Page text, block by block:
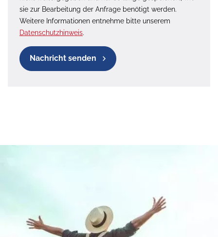
sie zur Bearbeitung der Anfrage benötigt werden.
Weitere Informationen entnehme bitte unserem
Datenschutzhinweis.
Nachricht senden